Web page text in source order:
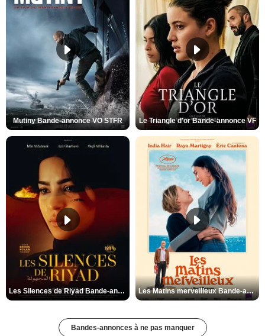
Mutiny Bande-annonce VO STFR Le Triangle d'or Bande-annonce VF
Les Silences de Riyad Bande-annonce VO STFR Les Matins merveilleux Bande-annonce VF
Bandes-annonces à ne pas manquer